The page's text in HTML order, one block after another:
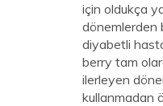
için oldukça
dönemlerden
diyabetli
berry tam
ilerleyen
kullanmadan